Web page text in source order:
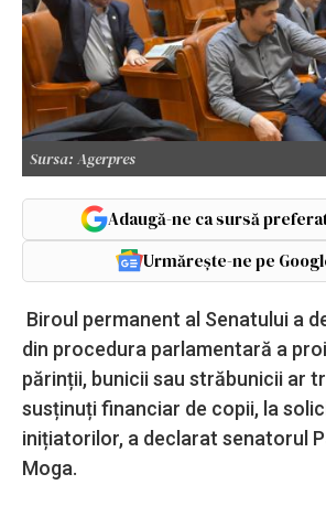
Sursa: Agerpres
Adaugă-ne ca sursă
Urmărește-ne pe
Biroul permanent al Senatului a
din procedura parlamentară a
părinții, bunicii sau străbunicii ar
susținuți financiar de copii, la
inițiatorilor, a declarat senatorul
Moga.